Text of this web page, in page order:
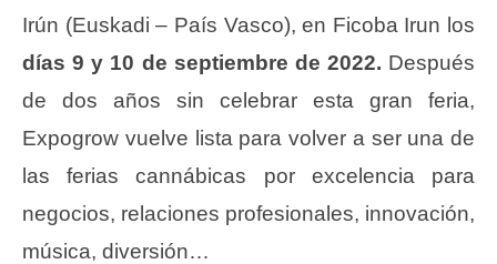
Irún (Euskadi – País Vasco), en Ficoba Irun los
días 9 y 10 de septiembre de 2022. Después
de dos años sin celebrar esta gran feria,
Expogrow vuelve lista para volver a ser una de
las ferias cannábicas por excelencia para
negocios, relaciones profesionales, innovación,
música, diversión…